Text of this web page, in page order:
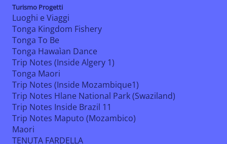
Turismo Progetti
Luoghi e Viaggi
Tonga Kingdom Fishery
Tonga To Be
Tonga Hawaìan Dance
Trip Notes (Inside Algery 1)
Tonga Maori
Trip Notes (Inside Mozambique1)
Trip Notes Hlane National Park (Swaziland)
Trip Notes Inside Brazil 11
Trip Notes Maputo (Mozambico)
Maori
TENUTA FARDELLA